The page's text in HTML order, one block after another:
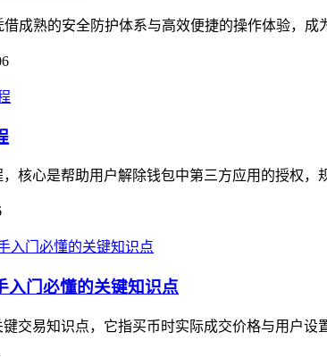
成熟的安全防护体系与高效便捷的操作体验，
核心是帮助用户解除钱包中第三方应用的授权
入门必懂的关键知识点
交易知识点，它指买币时实际成交价格与用户